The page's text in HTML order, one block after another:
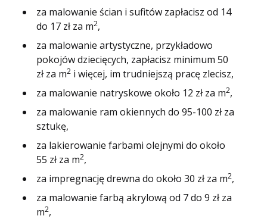
za malowanie ścian i sufitów zapłacisz od 14
do 17 zł za m2,
za malowanie artystyczne, przykładowo
pokojów dziecięcych, zapłacisz minimum 50
zł za m2 i więcej, im trudniejszą pracę zlecisz,
za malowanie natryskowe około 12 zł za m2,
za malowanie ram okiennych do 95-100 zł za
sztukę,
za lakierowanie farbami olejnymi do około
55 zł za m2,
za impregnację drewna do około 30 zł za m2,
za malowanie farbą akrylową od 7 do 9 zł za
m2,